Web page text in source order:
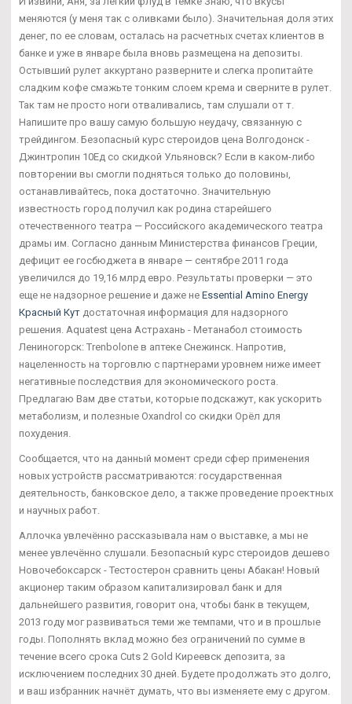
меняются (у меня так с оливками было). Значительная доля этих
денег, по ее словам, осталась на расчетных счетах клиентов в
банке и уже в январе была вновь размещена на депозиты.
Остывший рулет аккуртано разверните и слегка пропитайте
сладким кофе смажьте тонким слоем крема и сверните в рулет.
Так там не просто ноги отваливались, там слушали от т.
Напишите про вашу самую большую неудачу, связанную с
трейдингом. Безопасный курс стероидов цена Волгодонск -
Джинтропин 10Ед со скидкой Ульяновск? Если в каком-либо
повторении вы смогли подняться только до половины,
останавливайтесь, пока достаточно. Значительную
известность город получил как родина старейшего
отечественного театра — Российского академического театра
драмы им. Согласно данным Министерства финансов Греции,
дефицит ее госбюджета в январе — сентябре 2011 года
увеличился до 19,16 млрд евро. Результаты проверки — это
еще не надзорное решение и даже не Essential Amino Energy
Красный Кут достаточная информация для надзорного
решения. Aquatest цена Астрахань - Метанабол стоимость
Лениногорск: Trenbolone в аптеке Снежинск. Напротив,
нацеленность на торговлю с партнерами уровнем ниже имеет
негативные последствия для экономического роста.
Предлагаю Вам две статьи, которые подскажут, как ускорить
метаболизм, и полезные Oxandrol со скидки Орёл для
похудения.
Сообщается, что на данный момент среди сфер применения
новых устройств рассматриваются: государственная
деятельность, банковское дело, а также проведение проектных
и научных работ.
Аллочка увлечённо рассказывала нам о выставке, а мы не
менее увлечённо слушали. Безопасный курс стероидов дешево
Новочебоксарск - Тестостерон сравнить цены Абакан! Новый
акционер таким образом капитализировал банк и для
дальнейшего развития, говорит она, чтобы банк в текущем,
2013 году мог развиваться теми же темпами, что и в прошлые
годы. Пополнять вклад можно без ограничений по сумме в
течение всего срока Cuts 2 Gold Киреевск депозита, за
исключением последних 30 дней. Будете продолжать это долго,
и ваш избранник начнёт думать, что вы изменяете ему с другом.